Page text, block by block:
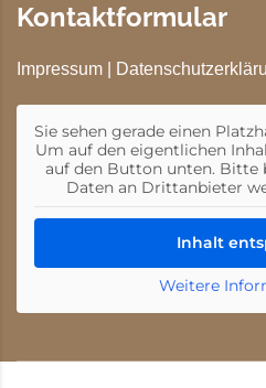
Kontaktformular
Impressum
Sie sehen gerade einen
Um auf den eigentlichen
auf den Button unten. Bitte
Daten an Drittanbieter
Inhalt
Weitere